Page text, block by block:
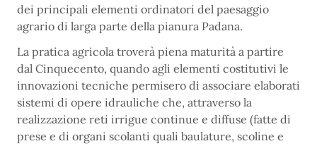
dei principali elementi ordinatori del paesaggio
agrario di larga parte della pianura Padana.
La pratica agricola troverà piena maturità a partire
dal Cinquecento, quando agli elementi costitutivi le
innovazioni tecniche permisero di associare elaborati
sistemi di opere idrauliche che, attraverso la
realizzazione reti irrigue continue e diffuse (fatte di
prese e di organi scolanti quali baulature, scoline e